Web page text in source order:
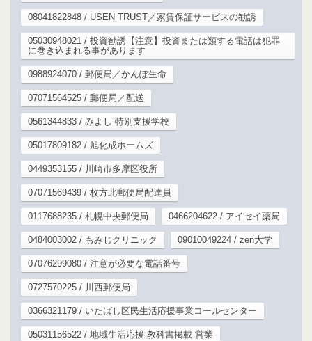
08041822848 / USEN TRUST／家賃保証サービスの勧誘
05030948021 / 投資勧誘【注意】投資または類する電話は犯罪
に巻き込まれる事があります
0988924070 / 郵便局／かんぽ生命
07071564525 / 郵便局／配送
0561344833 / みよし 特別支援学校
05017809182 / 旭化成ホームズ
0449353155 / 川崎市多摩区役所
07071569439 / 枚方北郵便局配達員
0117688235 / 札幌中央郵便局 0466204622 / アイセイ薬局
0484003002 / もみじクリニック 09010049224 / zen大学
07076299080 / 注意が必要な電話番号
0727570225 / 川西郵便局
0366321179 / いたばし区民生活応援事業コールセンター
05031156522 / 地域生活応援-教科書掲載-営業